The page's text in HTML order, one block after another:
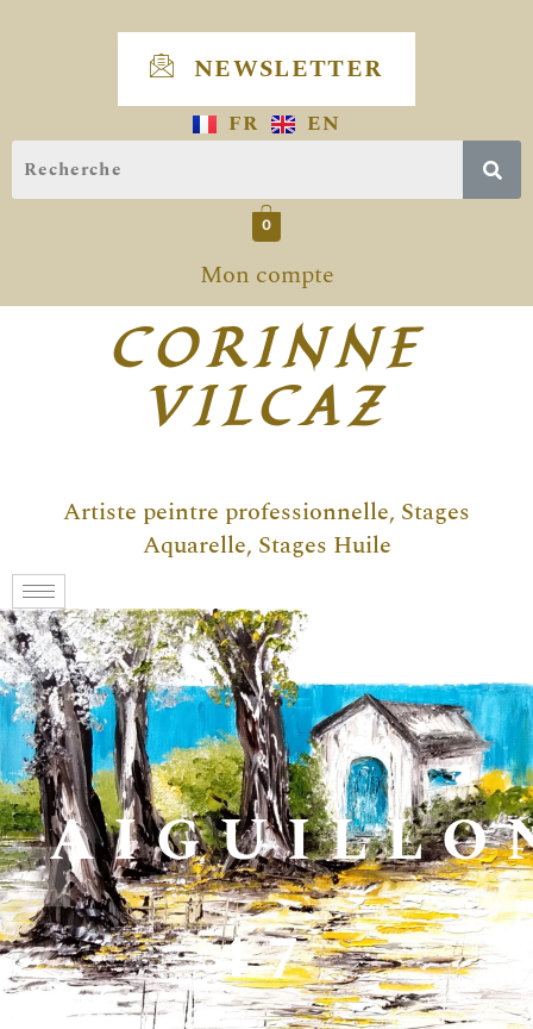
NEWSLETTER
FR EN
0
Mon compte
CORINNE
VILCAZ
Artiste peintre professionnelle, Stages
Aquarelle, Stages Huile
47